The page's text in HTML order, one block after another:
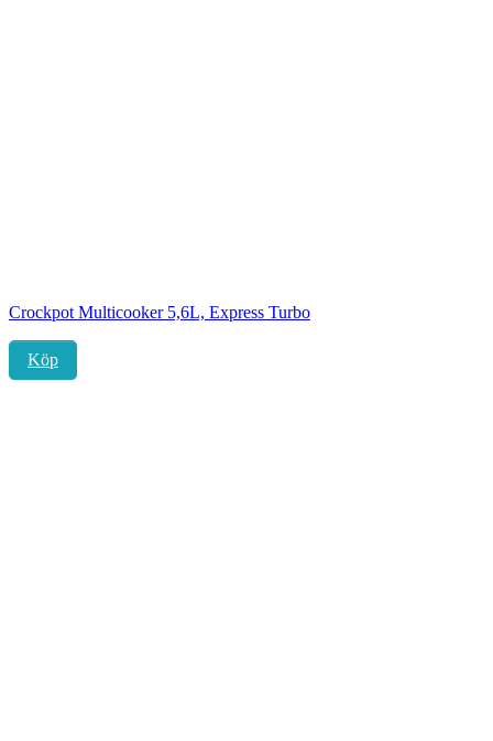
Crockpot Multicooker 5,6L, Express Turbo
Köp